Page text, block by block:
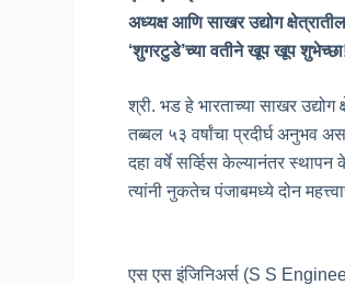
अध्यक्ष आणि साखर उद्योग
‘शुगरटुडे’च्या वतीने खूप खूप
श्री. भड हे भारताच्या साखर
तब्बल ५३ वर्षांचा प्रदीर्घ अनुभव
दहा वर्षे सर्व्हिस केल्यानंतर
त्यांनी नुकतेच पंजाबमध्ये दोन
एस एस इंजिनिअर्स (S S